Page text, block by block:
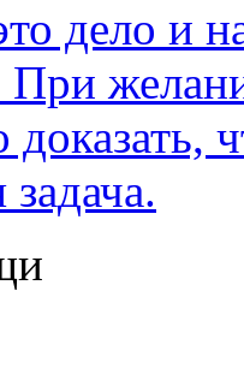
дело и
доказать,